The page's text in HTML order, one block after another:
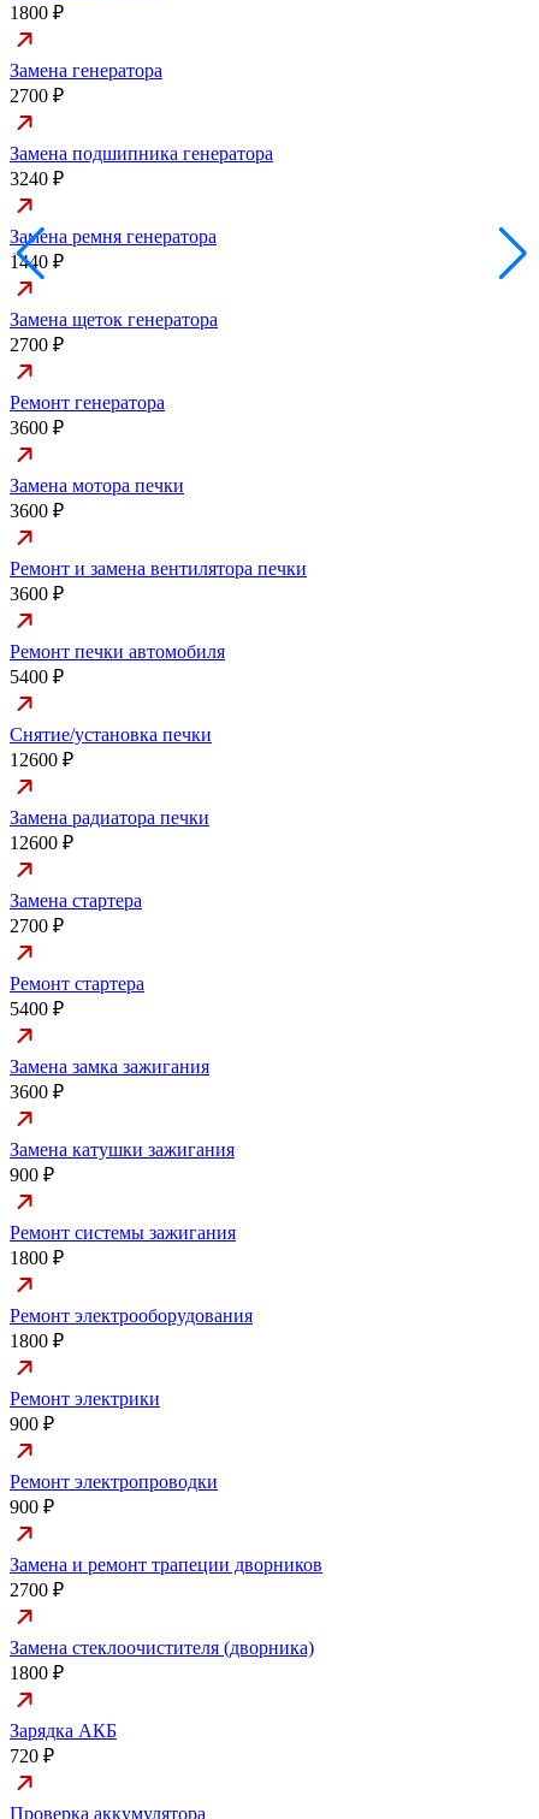
1800 ₽
Замена генератора
2700 ₽
Замена подшипника генератора
3240 ₽
Замена ремня генератора
1440 ₽
Замена щеток генератора
2700 ₽
Ремонт генератора
3600 ₽
Замена мотора печки
3600 ₽
Ремонт и замена вентилятора печки
3600 ₽
Ремонт печки автомобиля
5400 ₽
Снятие/установка печки
12600 ₽
Замена радиатора печки
12600 ₽
Замена стартера
2700 ₽
Ремонт стартера
5400 ₽
Замена замка зажигания
3600 ₽
Замена катушки зажигания
900 ₽
Ремонт системы зажигания
1800 ₽
Ремонт электрооборудования
1800 ₽
Ремонт электрики
900 ₽
Ремонт электропроводки
900 ₽
Замена и ремонт трапеции дворников
2700 ₽
Замена стеклоочистителя (дворника)
1800 ₽
Зарядка АКБ
720 ₽
Проверка аккумулятора